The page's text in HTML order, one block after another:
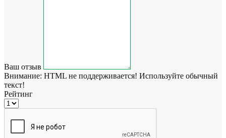
Ваш отзыв
Внимание: HTML не поддерживается! Используйте обычный
текст!
Рейтинг